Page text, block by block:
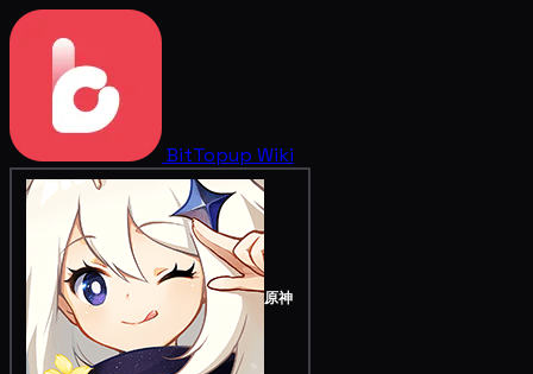
BitTopup Wiki
原神